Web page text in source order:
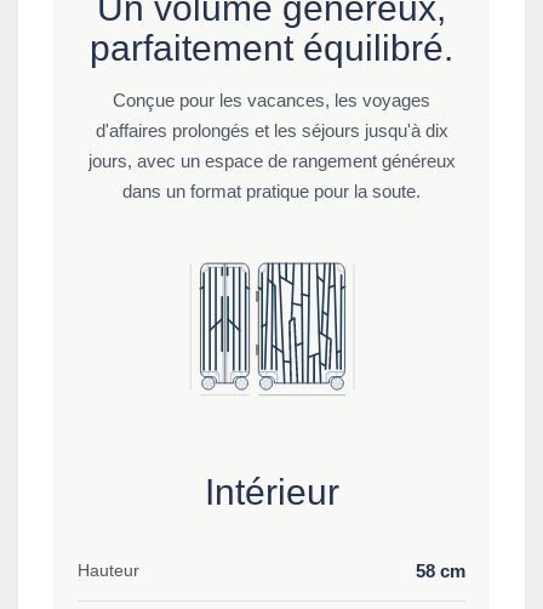
Un volume généreux,
parfaitement équilibré.
Conçue pour les vacances, les voyages
d'affaires prolongés et les séjours jusqu'à dix
jours, avec un espace de rangement généreux
dans un format pratique pour la soute.
Intérieur
Hauteur 58 cm